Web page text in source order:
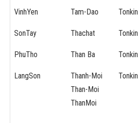
VinhYen Tam-Dao Tonkin
SonTay Thachat Tonkin
PhuTho Than Ba Tonkin
LangSon
Thanh-Moi
Than-Moi
ThanMoi
Tonkin